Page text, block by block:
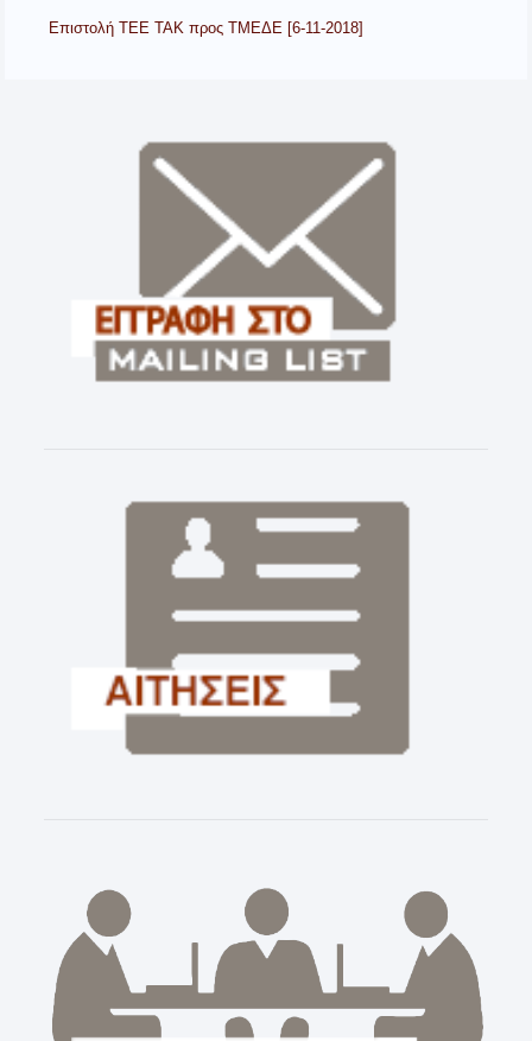
Επιστολή ΤΕΕ ΤΑΚ προς ΤΜΕΔΕ [6-11-2018]